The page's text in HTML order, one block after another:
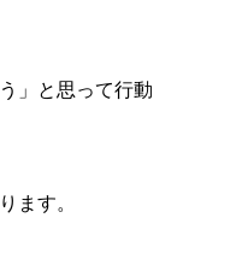
」と思って行動
ます。